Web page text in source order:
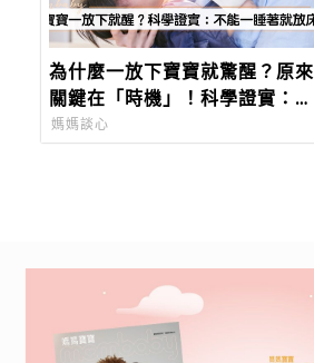
為什麼一放下寶寶就驚醒？原來
關鍵在「時機」！科學證實：安
撫寶寶最有效率的方法是這個
媽媽談心